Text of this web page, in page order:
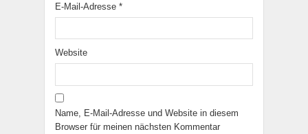
E-Mail-Adresse *
Website
Name, E-Mail-Adresse und Website in diesem
Browser für meinen nächsten Kommentar